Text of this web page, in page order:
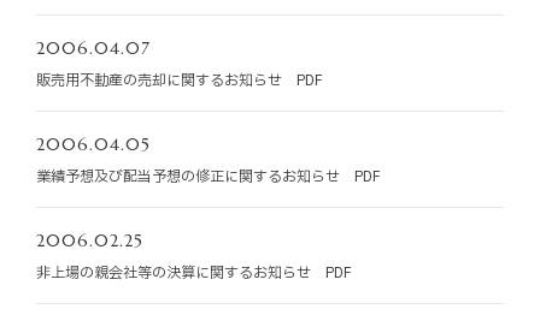
2006.04.07
販売用不動産の売却に関するお知らせ PDF
2006.04.05
業績予想及び配当予想の修正に関するお知らせ PDF
2006.02.25
非上場の親会社等の決算に関するお知らせ PDF